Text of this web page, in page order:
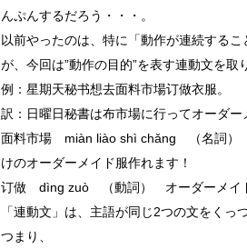
んぷんするだろう・・・。
以前やったのは、特に「動作が連続する
が、今回は”動作の目的”を表す連動文を取
例：星期天秘书想去面料市場订做衣服。
訳：日曜日秘書は布市場に行ってオーダー
面料市場 miàn liào shì chǎng （名詞
けのオーダーメイド服作れます！
订做 dìng zuò （動詞） オーダーメイ
「連動文」は、主語が同じ2つの文をくっ
つまり、